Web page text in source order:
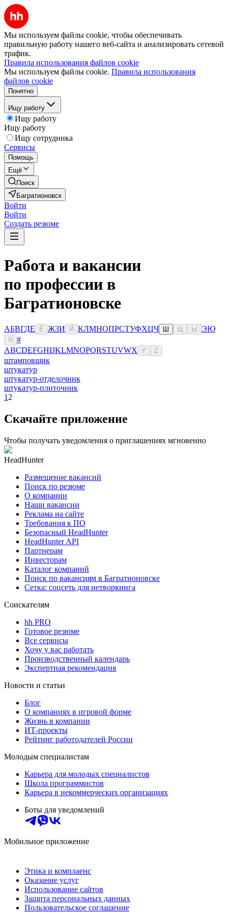
Мы используем файлы cookie, чтобы обеспечивать
правильную работу нашего веб-сайта и анализировать сетевой
трафик.
Правила использования файлов cookie
Мы используем файлы cookie. Правила использования
файлов cookie
Понятно
Ищу работу
Ищу работу
Ищу работу
Ищу сотрудника
Сервисы
Помощь
Ещё
Поиск
Багратионовск
Войти
Войти
Создать резюме
Работа и вакансии
по профессии в
Багратионовске
АБВГДЕ Ё ЖЗИ Й КЛМНОПРСТУФХЦЧ Ы ЭЮ
Я
#
ABCDEFGHIJKLMNOPQRSTUVWX Y Z
штамповщик
штукатур
штукатур-отделочник
штукатур-плиточник
1 2
Скачайте приложение
Чтобы получать уведомления о приглашениях мгновенно
HeadHunter
Размещение вакансий
Поиск по резюме
О компании
Наши вакансии
Реклама на сайте
Требования к ПО
Безопасный HeadHunter
HeadHunter API
Партнерам
Инвесторам
Каталог компаний
Поиск по вакансиям в Багратионовске
Сетка: соцсеть для нетворкинга
Соискателям
hh PRO
Готовое резюме
Все сервисы
Хочу у вас работать
Производственный календарь
Экспертная рекомендация
Новости и статьи
Блог
О компаниях в игровой форме
Жизнь в компании
ИТ-проекты
Рейтинг работодателей России
Молодым специалистам
Карьера для молодых специалистов
Школа программистов
Карьера в некоммерческих организациях
Боты для уведомлений
Мобильное приложение
Этика и комплаенс
Оказание услуг
Использование сайтов
Защита персональных данных
Пользовательское соглашение